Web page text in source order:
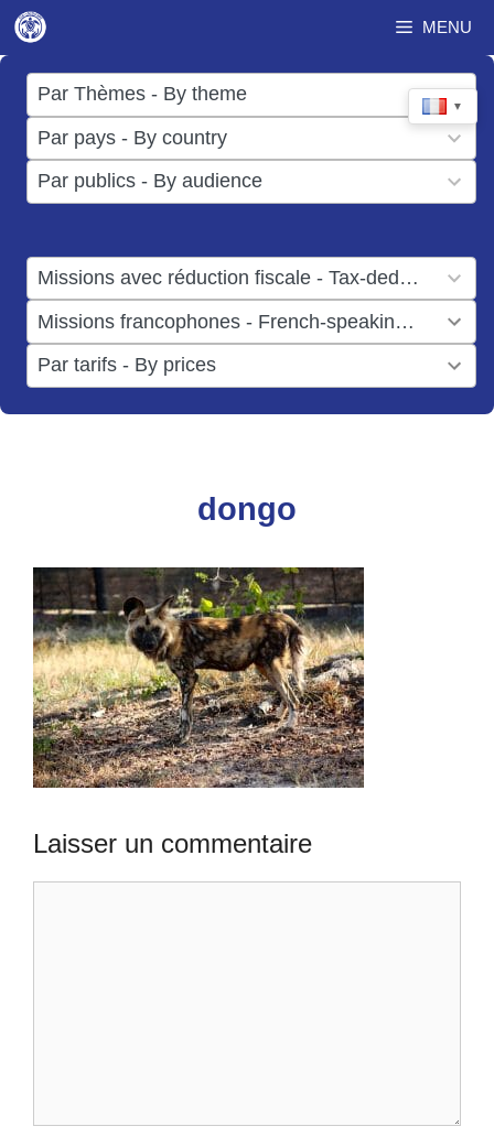
Aller
au
contenu
MENU
▼
Par Thèmes - By theme
17
results
available
Par pays - By country
50
results
available
Par publics - By audience
results
Missions avec réduction fiscale - Tax-deductible missions
result
available
Missions francophones - French-speaking missions
result
available
Par tarifs - By prices
results
available
dongo
Laisser un commentaire